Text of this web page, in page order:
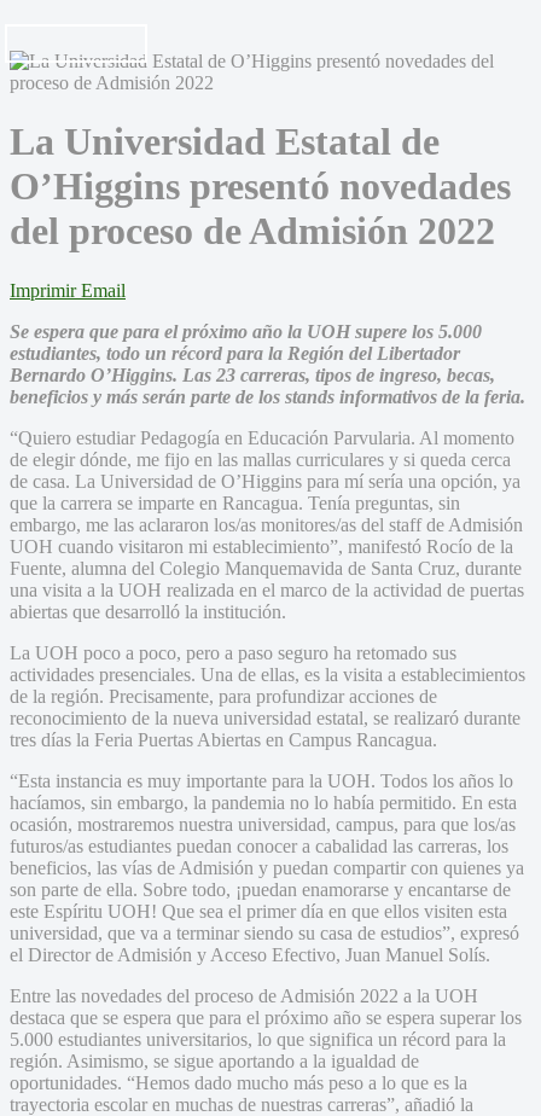
La Universidad Estatal de
O’Higgins presentó novedades
del proceso de Admisión 2022
Imprimir Email
Se espera que para el próximo año la UOH supere los 5.000
estudiantes, todo un récord para la Región del Libertador
Bernardo O’Higgins. Las 23 carreras, tipos de ingreso, becas,
beneficios y más serán parte de los stands informativos de la feria.
“Quiero estudiar Pedagogía en Educación Parvularia. Al momento
de elegir dónde, me fijo en las mallas curriculares y si queda cerca
de casa. La Universidad de O’Higgins para mí sería una opción, ya
que la carrera se imparte en Rancagua. Tenía preguntas, sin
embargo, me las aclararon los/as monitores/as del staff de Admisión
UOH cuando visitaron mi establecimiento”, manifestó Rocío de la
Fuente, alumna del Colegio Manquemavida de Santa Cruz, durante
una visita a la UOH realizada en el marco de la actividad de puertas
abiertas que desarrolló la institución.
La UOH poco a poco, pero a paso seguro ha retomado sus
actividades presenciales. Una de ellas, es la visita a establecimientos
de la región. Precisamente, para profundizar acciones de
reconocimiento de la nueva universidad estatal, se realizaró durante
tres días la Feria Puertas Abiertas en Campus Rancagua.
“Esta instancia es muy importante para la UOH. Todos los años lo
hacíamos, sin embargo, la pandemia no lo había permitido. En esta
ocasión, mostraremos nuestra universidad, campus, para que los/as
futuros/as estudiantes puedan conocer a cabalidad las carreras, los
beneficios, las vías de Admisión y puedan compartir con quienes ya
son parte de ella. Sobre todo, ¡puedan enamorarse y encantarse de
este Espíritu UOH! Que sea el primer día en que ellos visiten esta
universidad, que va a terminar siendo su casa de estudios”, expresó
el Director de Admisión y Acceso Efectivo, Juan Manuel Solís.
Entre las novedades del proceso de Admisión 2022 a la UOH
destaca que se espera que para el próximo año se espera superar los
5.000 estudiantes universitarios, lo que significa un récord para la
región. Asimismo, se sigue aportando a la igualdad de
oportunidades. “Hemos dado mucho más peso a lo que es la
trayectoria escolar en muchas de nuestras carreras”, añadió la